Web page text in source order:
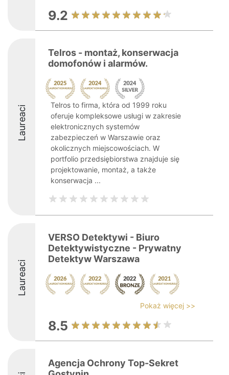
9.2
Laureaci
Telros - montaż, konserwacja
domofonów i alarmów.
Telros to firma, która od 1999 roku
oferuje kompleksowe usługi w zakresie
elektronicznych systemów
zabezpieczeń w Warszawie oraz
okolicznych miejscowościach. W
portfolio przedsiębiorstwa znajduje się
projektowanie, montaż, a także
konserwacja ...
Laureaci
VERSO Detektywi - Biuro
Detektywistyczne - Prywatny
Detektyw Warszawa
Pokaż więcej >>
8.5
Agencja Ochrony Top-Sekret